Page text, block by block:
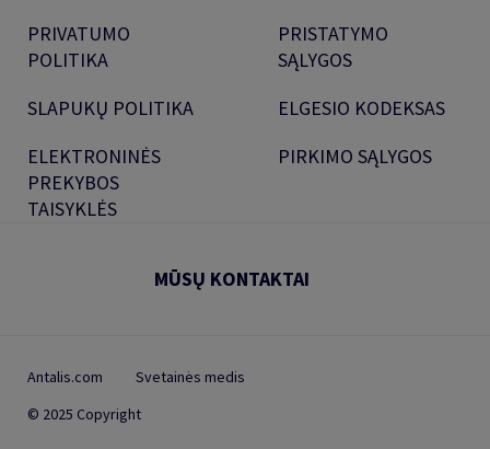
PRIVATUMO
POLITIKA
SLAPUKŲ POLITIKA
ELEKTRONINĖS
PREKYBOS
TAISYKLĖS
PRISTATYMO
SĄLYGOS
ELGESIO KODEKSAS
PIRKIMO SĄLYGOS
MŪSŲ KONTAKTAI
Antalis.com
Svetainės medis
© 2025 Copyright